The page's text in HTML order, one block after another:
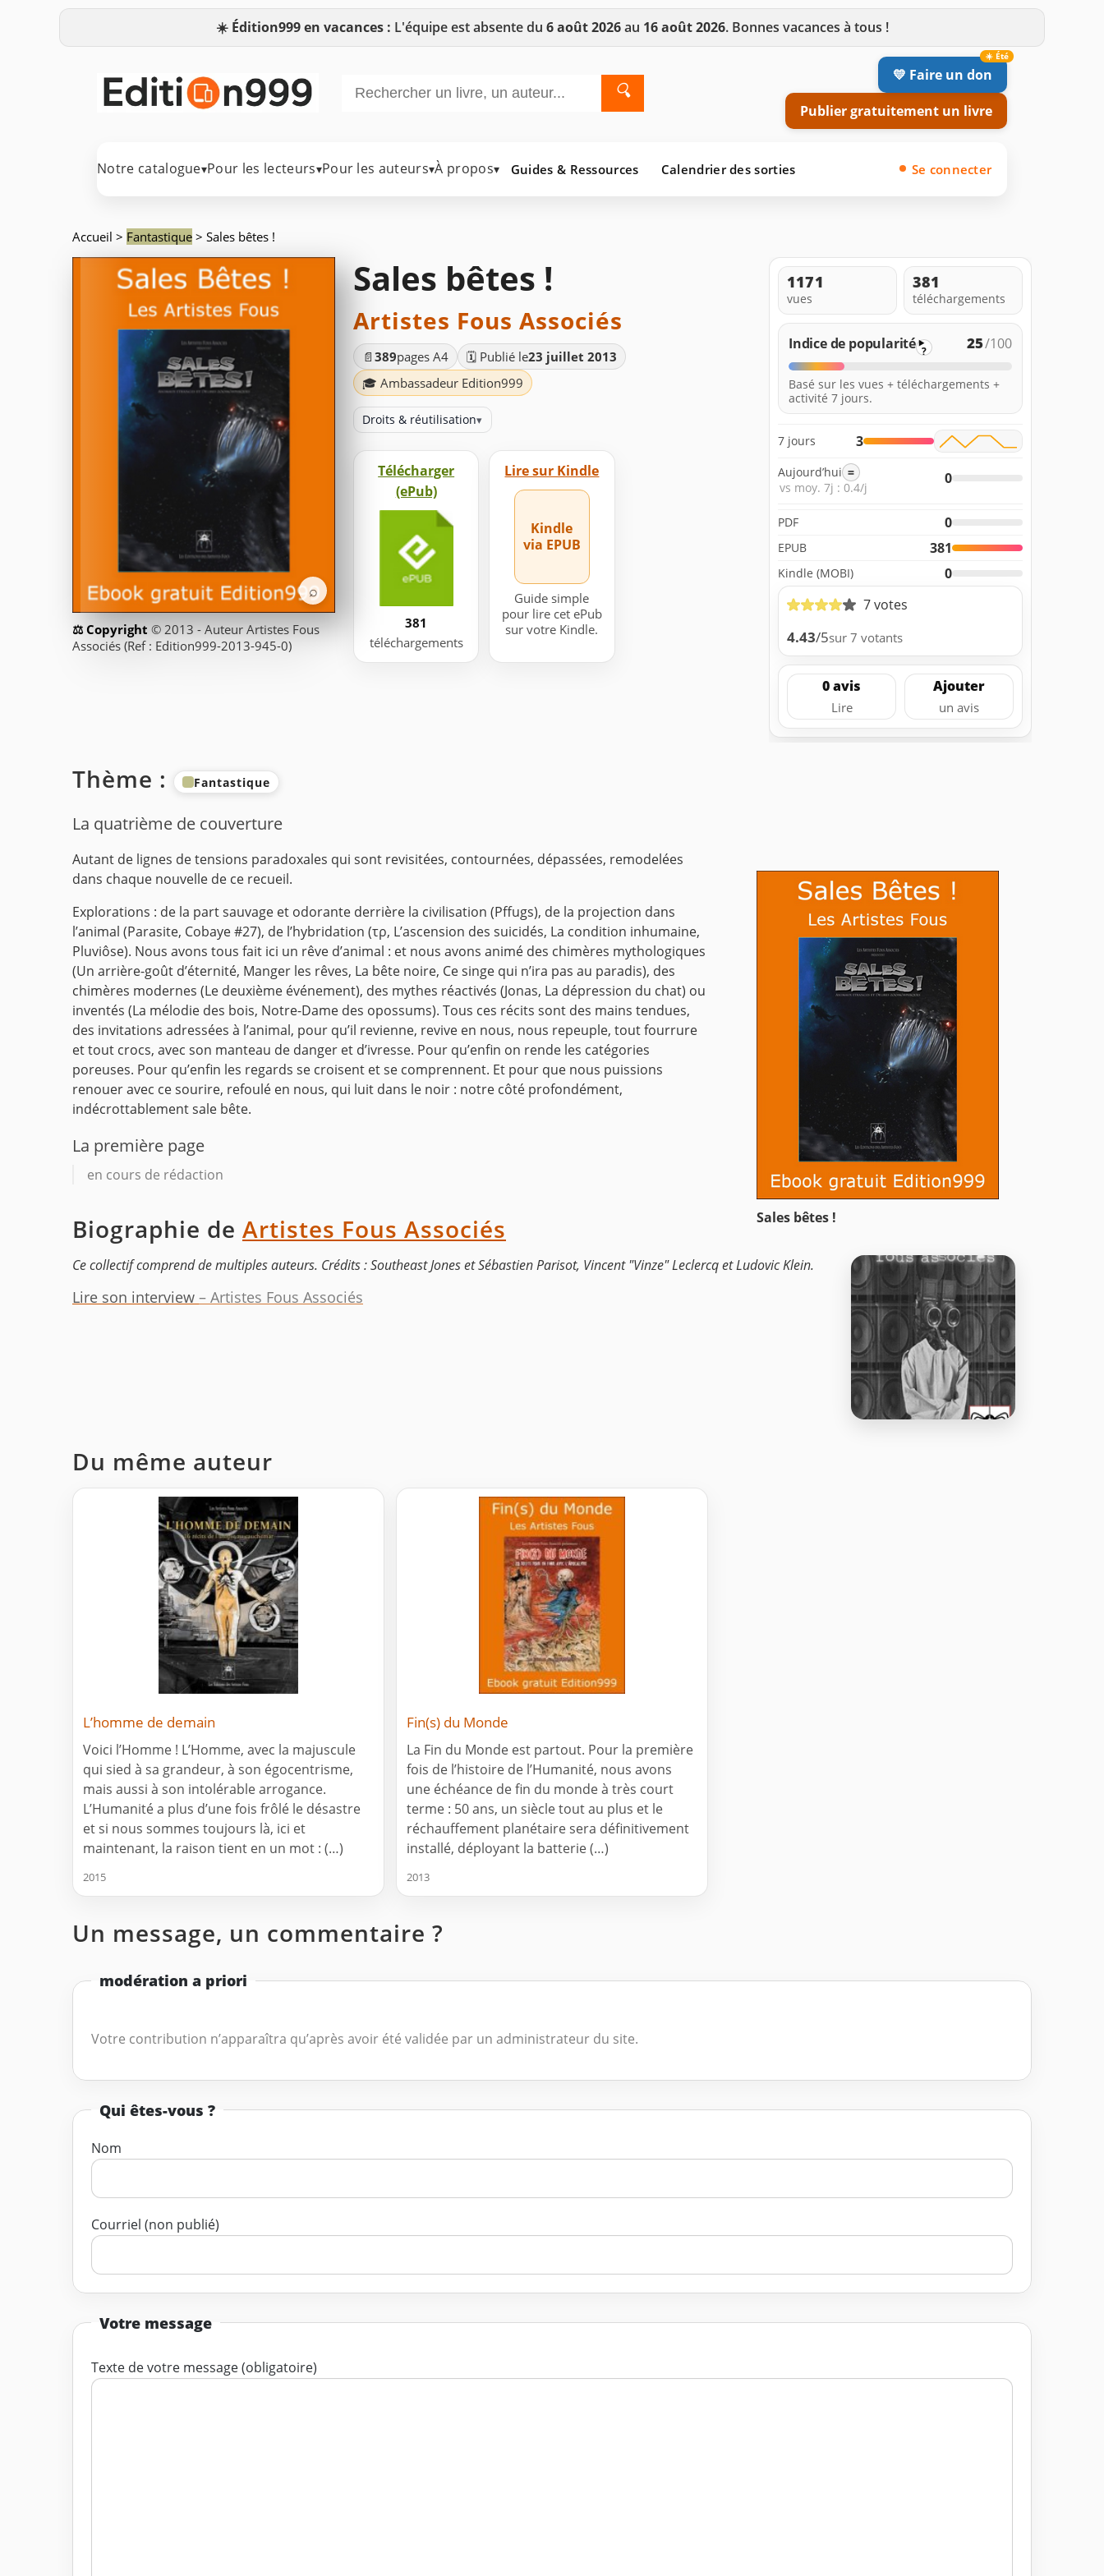
☀️ Édition999 en vacances : L'équipe est absente du 6 août 2026au 16 août 2026. Bonnes vacances à tous !
🔍
💛 Faire un don
Publier gratuitement un livre
Notre catalogue▾Pour les lecteurs▾Pour les auteurs▾À propos▾ Guides & Ressources Calendrier des sorties Se connecter
Accueil > Fantastique > Sales bêtes !
⌕
© 2013 - Auteur Artistes Fous
Associés (Ref : Edition999-2013-945-0)
Sales bêtes !
Artistes Fous Associés
📄 389pages A4 🗓️ Publié le23 juillet 2013
🎓 Ambassadeur Edition999
Droits & réutilisation▾
Télécharger
(ePub)
381
téléchargements
Lire sur Kindle
Kindle
via EPUB
Guide simple
pour lire cet ePub
sur votre Kindle.
1171
vues
381
téléchargements
Indice de popularité ? 25/100
Basé sur les vues + téléchargements +
activité 7 jours.
7 jours 3
Aujourd’hui =
vs moy. 7j : 0.4/j
0
PDF 0
EPUB 381
Kindle (MOBI)
0
7 votes
4.43/5sur 7 votants
0 avis
Lire
Ajouter
un avis
Thème : Fantastique
La quatrième de couverture
Sales bêtes !
Autant de lignes de tensions paradoxales qui sont revisitées, contournées, dépassées, remodelées
dans chaque nouvelle de ce recueil.
Explorations : de la part sauvage et odorante derrière la civilisation (Pffugs), de la projection dans
l’animal (Parasite, Cobaye #27), de l’hybridation (τρ, L’ascension des suicidés, La condition inhumaine,
Pluviôse). Nous avons tous fait ici un rêve d’animal : et nous avons animé des chimères mythologiques
(Un arrière-goût d’éternité, Manger les rêves, La bête noire, Ce singe qui n’ira pas au paradis), des
chimères modernes (Le deuxième événement), des mythes réactivés (Jonas, La dépression du chat) ou
inventés (La mélodie des bois, Notre-Dame des opossums). Tous ces récits sont des mains tendues,
des invitations adressées à l’animal, pour qu’il revienne, revive en nous, nous repeuple, tout fourrure
et tout crocs, avec son manteau de danger et d’ivresse. Pour qu’enfin on rende les catégories
poreuses. Pour qu’enfin les regards se croisent et se comprennent. Et pour que nous puissions
renouer avec ce sourire, refoulé en nous, qui luit dans le noir : notre côté profondément,
indécrottablement sale bête.
La première page
en cours de rédaction
Biographie de Artistes Fous Associés
Ce collectif comprend de multiples auteurs. Crédits : Southeast Jones et Sébastien Parisot, Vincent "Vinze" Leclercq et Ludovic Klein.
Lire son interview – Artistes Fous Associés
Du même auteur
L’homme de demain
Voici l’Homme ! L’Homme, avec la majuscule
qui sied à sa grandeur, à son égocentrisme,
mais aussi à son intolérable arrogance.
L’Humanité a plus d’une fois frôlé le désastre
et si nous sommes toujours là, ici et
maintenant, la raison tient en un mot : (…)
2015
Fin(s) du Monde
La Fin du Monde est partout. Pour la première
fois de l’histoire de l’Humanité, nous avons
une échéance de fin du monde à très court
terme : 50 ans, un siècle tout au plus et le
réchauffement planétaire sera définitivement
installé, déployant la batterie (…)
2013
Un message, un commentaire ?
modération a priori
Votre contribution n’apparaîtra qu’après avoir été validée par un administrateur du site.
Qui êtes-vous ?
Nom
Courriel (non publié)
Votre message
Texte de votre message (obligatoire)